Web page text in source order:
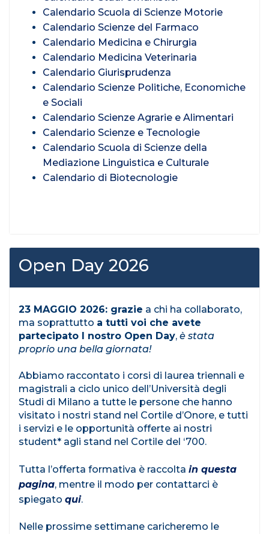
Calendario Scuola di Scienze Motorie
Calendario Scienze del Farmaco
Calendario Medicina e Chirurgia
Calendario Medicina Veterinaria
Calendario Giurisprudenza
Calendario Scienze Politiche, Economiche
e Sociali
Calendario Scienze Agrarie e Alimentari
Calendario Scienze e Tecnologie
Calendario Scuola di Scienze della
Mediazione Linguistica e Culturale
Calendario di Biotecnologie
Open Day 2026
23 MAGGIO 2026: grazie a chi ha collaborato,
ma soprattutto a tutti voi che avete
partecipato l nostro Open Day, è stata
proprio una bella giornata!
Abbiamo raccontato i corsi di laurea triennali e
magistrali a ciclo unico dell’Università degli
Studi di Milano a tutte le persone che hanno
visitato i nostri stand nel Cortile d’Onore, e tutti
i servizi e le opportunità offerte ai nostri
student* agli stand nel Cortile del ‘700.
Tutta l’offerta formativa è raccolta in questa
pagina, mentre il modo per contattarci è
spiegato qui.
Nelle prossime settimane caricheremo le